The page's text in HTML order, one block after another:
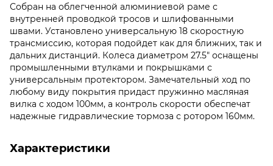
Собран на облегченной алюминиевой раме с
внутренней проводкой тросов и шлифованными
швами. Установлено универсальную 18 скоростную
трансмиссию, которая подойдет как для ближних, так и
дальних дистанций. Колеса диаметром 27.5" оснащены
промышленными втулками и покрышками с
универсальным протектором. Замечательный ход по
любому виду покрытия придаст пружинно масляная
вилка с ходом 100мм, а контроль скорости обеспечат
надежные гидравлические тормоза с ротором 160мм.
Характеристики